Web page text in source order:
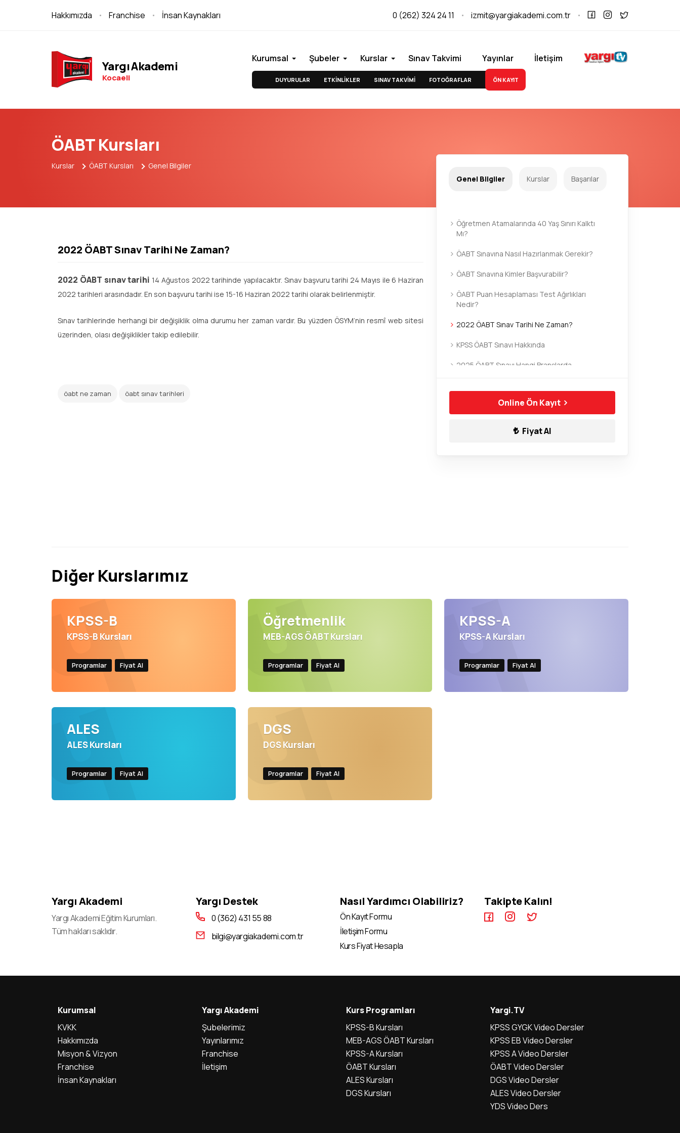
Hakkımızda Franchise İnsan Kaynakları 0 (262) 324 24 11 izmit@yargiakademi.com.tr
Yargı Akademi
Kocaeli
Kurumsal Şubeler Kurslar Sınav Takvimi Yayınlar İletişim
DUYURULAR ETKİNLİKLER SINAV TAKVİMİ FOTOĞRAFLAR ÖN KAYIT
ÖABT Kursları
Kurslar ÖABT Kursları Genel Bilgiler
2022 ÖABT Sınav Tarihi Ne Zaman?
2022 ÖABT sınav tarihi 14 Ağustos 2022 tarihinde yapılacaktır. Sınav başvuru tarihi 24 Mayıs ile 6 Haziran
2022 tarihleri arasındadır. En son başvuru tarihi ise 15-16 Haziran 2022 tarihi olarak belirlenmiştir.
Sınav tarihlerinde herhangi bir değişiklik olma durumu her zaman vardır. Bu yüzden ÖSYM’nin resmî web sitesi
üzerinden, olası değişiklikler takip edilebilir.
öabt ne zaman öabt sınav tarihleri
Genel Bilgiler Kurslar Başarılar
Öğretmen Atamalarında 40 Yaş Sınırı Kalktı
Mı?
ÖABT Sınavına Nasıl Hazırlanmak Gerekir?
ÖABT Sınavına Kimler Başvurabilir?
ÖABT Puan Hesaplaması Test Ağırlıkları
Nedir?
2022 ÖABT Sınav Tarihi Ne Zaman?
KPSS ÖABT Sınavı Hakkında
2025 ÖABT Sınavı Hangi Branşlarda
ÖABT Sınavına Nasıl Başvuru Yapılır?
Online Ön Kayıt
Fiyat Al
Diğer Kurslarımız
KPSS-B
KPSS-B Kursları
Programlar Fiyat Al
Öğretmenlik
MEB-AGS ÖABT Kursları
Programlar Fiyat Al
KPSS-A
KPSS-A Kursları
Programlar Fiyat Al
ALES
ALES Kursları
Programlar Fiyat Al
DGS
DGS Kursları
Programlar Fiyat Al
Yargı Akademi
Yargı Akademi Eğitim Kurumları.
Tüm hakları saklıdır.
Yargı Destek
0 (362) 431 55 88
bilgi@yargiakademi.com.tr
Nasıl Yardımcı Olabiliriz?
Ön Kayıt Formu
İletişim Formu
Kurs Fiyat Hesapla
Takipte Kalın!
Kurumsal
KVKK
Hakkımızda
Misyon & Vizyon
Franchise
İnsan Kaynakları
Yargı Akademi
Şubelerimiz
Yayınlarımız
Franchise
İletişim
Kurs Programları
KPSS-B Kursları
MEB-AGS ÖABT Kursları
KPSS-A Kursları
ÖABT Kursları
ALES Kursları
DGS Kursları
Yargi.TV
KPSS GYGK Video Dersler
KPSS EB Video Dersler
KPSS A Video Dersler
ÖABT Video Dersler
DGS Video Dersler
ALES Video Dersler
YDS Video Ders